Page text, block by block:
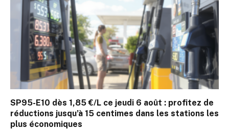
SP95-E10 dès 1,85 €/L ce jeudi 6 août : profitez de
réductions jusqu’à 15 centimes dans les stations les
plus économiques